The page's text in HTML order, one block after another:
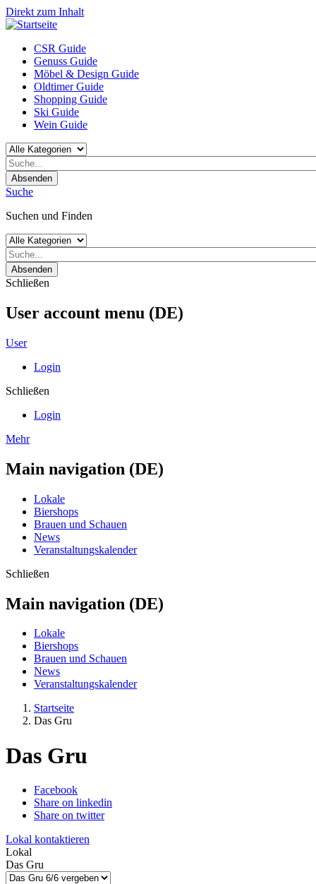
Direkt zum Inhalt
CSR Guide
Genuss Guide
Möbel & Design Guide
Oldtimer Guide
Shopping Guide
Ski Guide
Wein Guide
Absenden
Suche
Suchen und Finden
Absenden
Schließen
User account menu (DE)
User
Login
Schließen
Login
Mehr
Main navigation (DE)
Lokale
Biershops
Brauen und Schauen
News
Veranstaltungskalender
Schließen
Main navigation (DE)
Lokale
Biershops
Brauen und Schauen
News
Veranstaltungskalender
Startseite
Das Gru
Das Gru
Facebook
Share on linkedin
Share on twitter
Lokal kontaktieren
Lokal
Das Gru